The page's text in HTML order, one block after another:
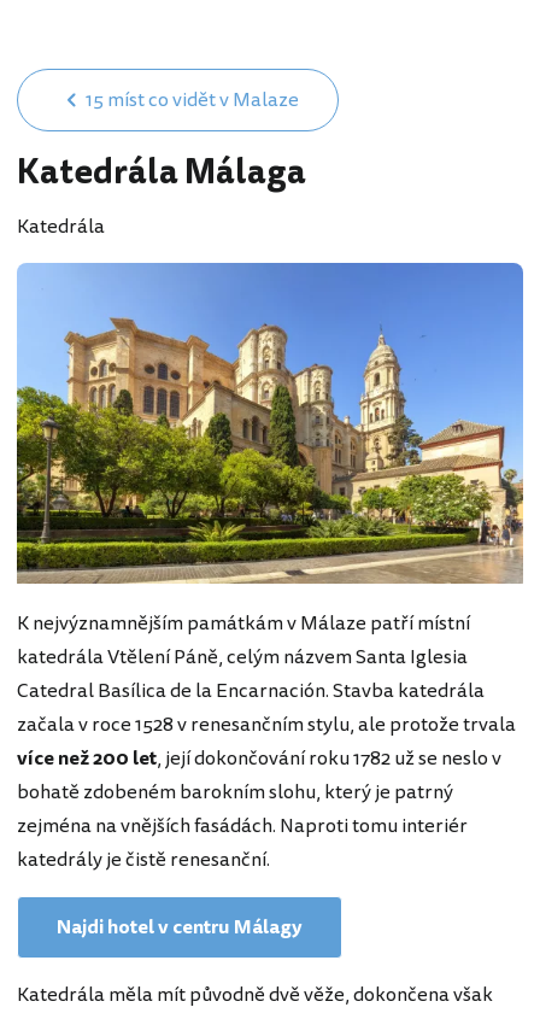
15 míst co vidět v Malaze
Katedrála Málaga
Katedrála
K nejvýznamnějším památkám v Málaze patří místní
katedrála Vtělení Páně, celým názvem Santa Iglesia
Catedral Basílica de la Encarnación. Stavba katedrála
začala v roce 1528 v renesančním stylu, ale protože trvala
více než 200 let, její dokončování roku 1782 už se neslo v
bohatě zdobeném barokním slohu, který je patrný
zejména na vnějších fasádách. Naproti tomu interiér
katedrály je čistě renesanční.
Najdi hotel v centru Málagy
Katedrála měla mít původně dvě věže, dokončena však